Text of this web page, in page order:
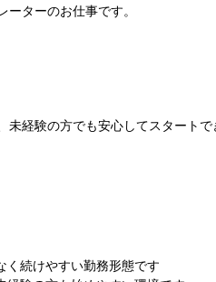
ーターのお仕事です。
経験の方でも安心してスタートで
く続けやすい勤務形態です